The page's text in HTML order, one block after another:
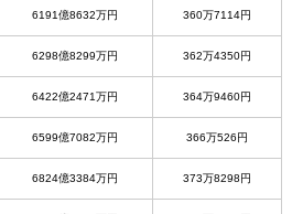
6191億8632万円 360万7114円
6298億8299万円 362万4350円
6422億2471万円 364万9460円
6599億7082万円 366万526円
6824億3384万円 373万8298円